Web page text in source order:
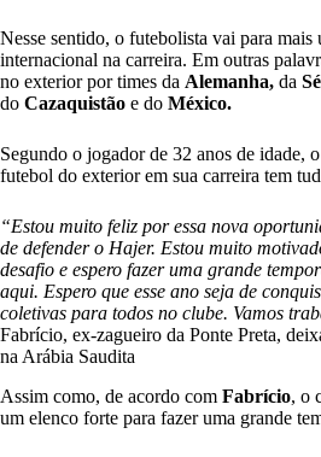
Nesse sentido, o futebolista vai para mais
internacional na carreira. Em outras
no exterior por times da Alemanha, da
do Cazaquistão e do México.
Segundo o jogador de 32 anos de idade,
futebol do exterior em sua carreira tem
“Estou muito feliz por essa nova
de defender o Hajer. Estou muito
desafio e espero fazer uma grande
aqui. Espero que esse ano seja de
coletivas para todos no clube. Vamos
Fabrício, ex-zagueiro da Ponte Preta,
na Arábia Saudita
Assim como, de acordo com Fabrício, o
um elenco forte para fazer uma grande